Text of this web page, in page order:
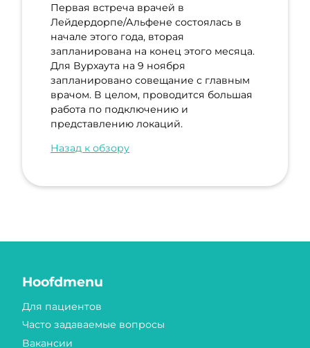
Первая встреча врачей в
Лейдердорпе/Альфене состоялась в
начале этого года, вторая
запланирована на конец этого месяца.
Для Вурхаута на 9 ноября
запланировано совещание с главным
врачом. В целом, проводится большая
работа по подключению и
представлению локаций.
Назад к обзору
Hoofdmenu
Для пациентов
Часто задаваемые вопросы
Вакансии